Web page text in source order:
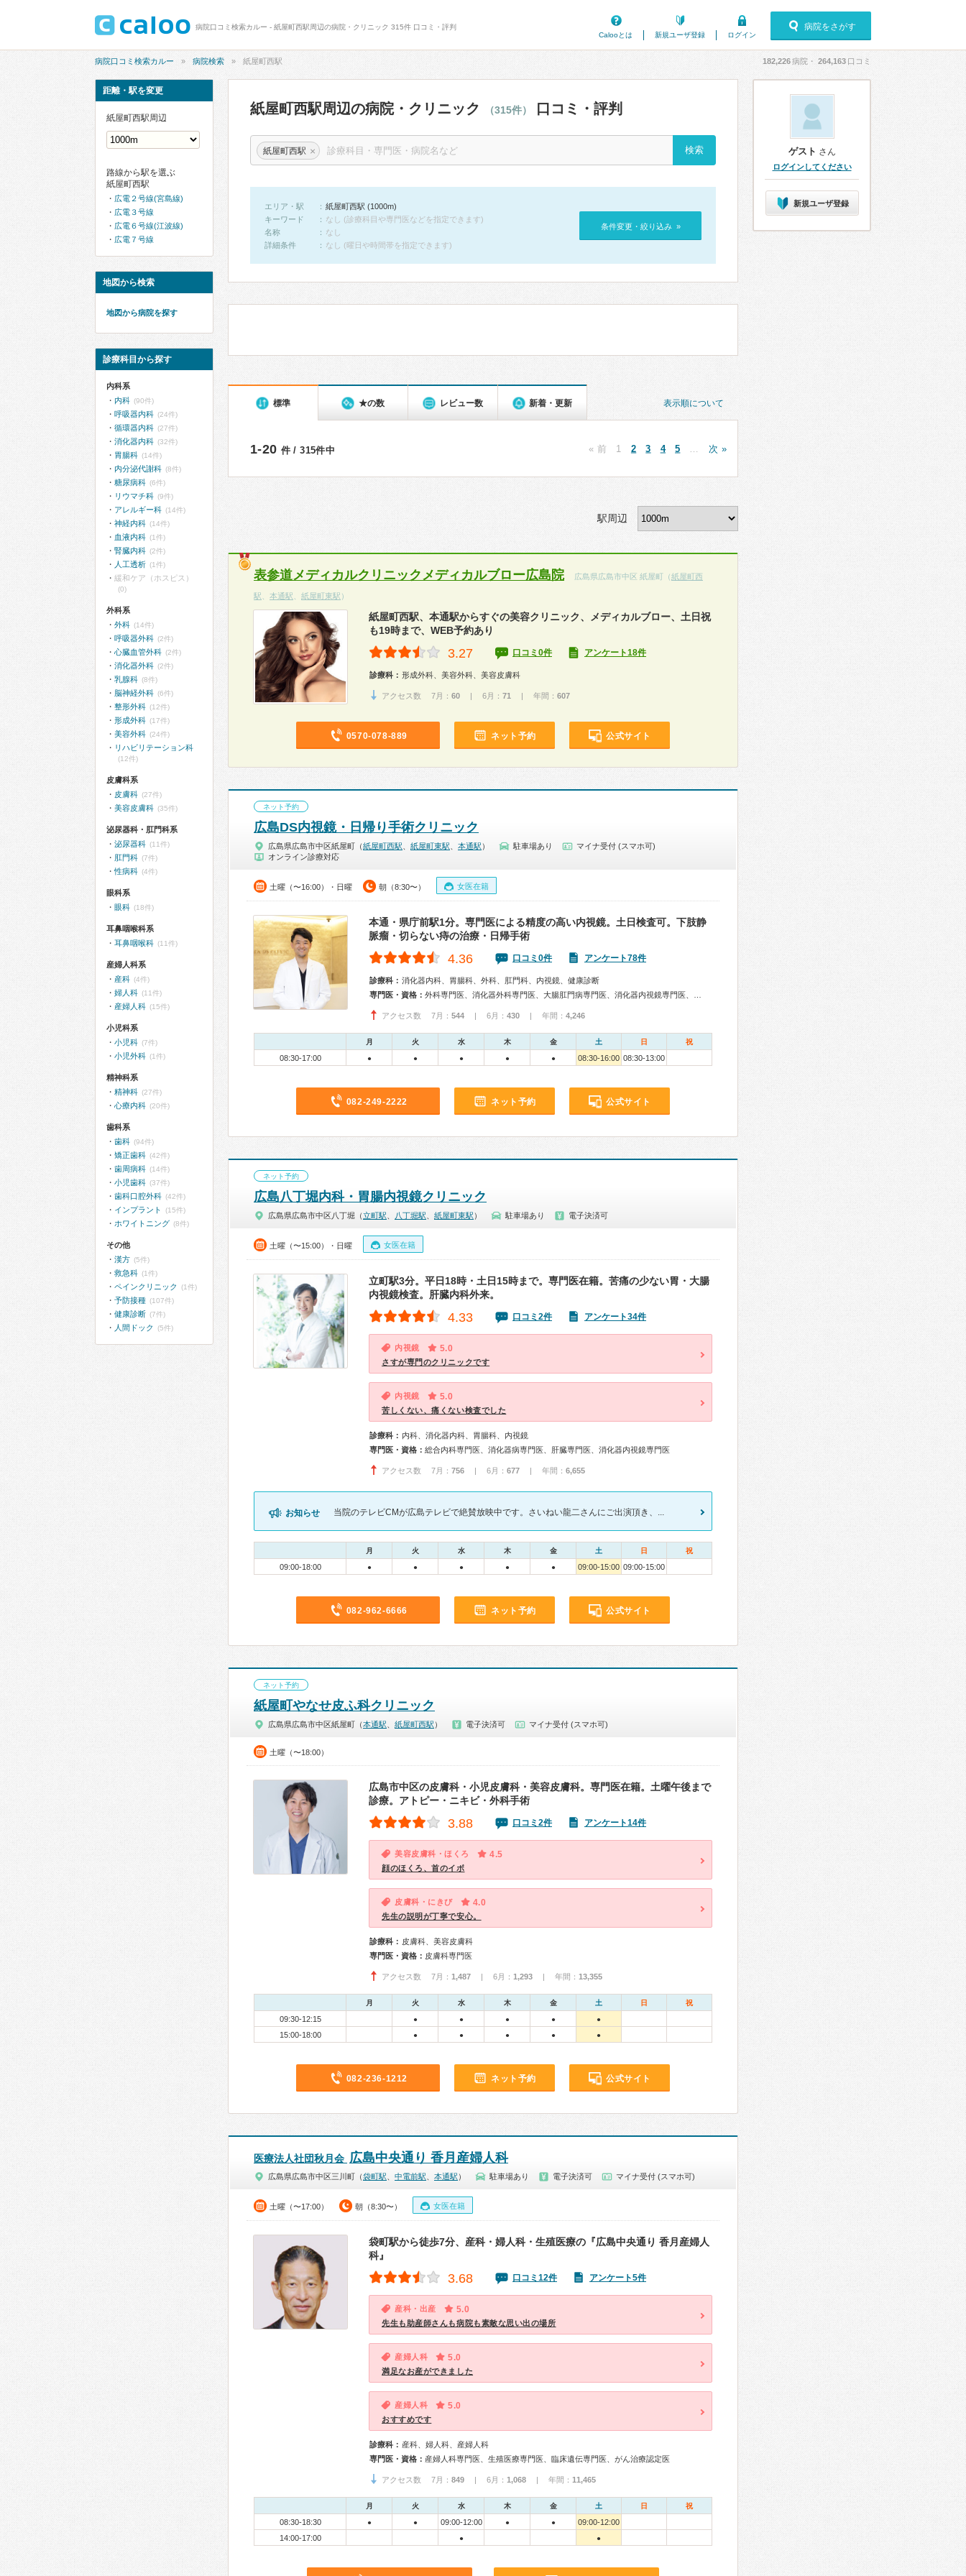
病院口コミ検索カルー - 紙屋町西駅周辺の病院・クリニック 315件 口コミ・評判
Calooとは
新規ユーザ登録 ログイン
病院をさがす
病院口コミ検索カルー 病院検索 紙屋町西駅 182,226病院・ 264,163 口コミ
紙屋町西駅周辺の病院・クリニック （315件） 口コミ・評判
紙屋町西駅 ×
エリア・駅
紙屋町西駅 (1000m)
キーワード
なし (診療科目や専門医などを指定できます)
名称
なし
詳細条件
なし (曜日や時間帯を指定できます)
条件変更・絞り込み »
表示順について
標準 ★の数 レビュー数 新着・更新
1-20 件 / 315件中 « 前 1 2 3 4 5 次 »
駅周辺
表参道メディカルクリニックメディカルブロー広島院 広島県広島市中区 紙屋町（紙屋町西
駅 本通駅 紙屋町東駅 ）
紙屋町西駅、本通駅からすぐの美容クリニック、メディカルブロー、土日祝
も19時まで、WEB予約あり
3.27 口コミ0件 アンケート18件
診療科： 形成外科、美容外科、美容皮膚科
アクセス数 7月： 60 | 6月： 71 | 年間： 607
0570-078-889 ネット予約 公式サイト
ネット予約
広島DS内視鏡・日帰り手術クリニック
広島県広島市中区紙屋町（紙屋町西駅 紙屋町東駅 本通駅 ） 駐車場あり
マイナ受付 (スマホ可)
オンライン診療対応
土曜（〜16:00）・日曜 朝（8:30〜） 女医在籍
本通・県庁前駅1分。専門医による精度の高い内視鏡。土日検査可。下肢静
脈瘤・切らない痔の治療・日帰手術
4.36 口コミ0件 アンケート78件
診療科： 消化器内科、胃腸科、外科、肛門科、内視鏡、健康診断
専門医・資格：
アクセス数 7月： 544 | 6月： 430 | 年間： 4,246
月 火 水 木 金 土 日 祝
08:30-17:00 ● ● ● ● ● 08:30-16:00 08:30-13:00
082-249-2222 ネット予約 公式サイト
ネット予約
広島八丁堀内科・胃腸内視鏡クリニック
広島県広島市中区八丁堀（立町駅 八丁堀駅 紙屋町東駅 ） 駐車場あり 電子決済可
土曜（〜15:00）・日曜 女医在籍
立町駅3分。平日18時・土日15時まで。専門医在籍。苦痛の少ない胃・大腸
内視鏡検査。肝臓内科外来。
4.33 口コミ2件 アンケート34件
内視鏡 5.0
さすが専門のクリニックです
内視鏡 5.0
苦しくない、痛くない検査でした
診療科： 内科、消化器内科、胃腸科、内視鏡
専門医・資格： 総合内科専門医、消化器病専門医、肝臓専門医、消化器内視鏡専門医
アクセス数 7月： 756 | 6月： 677 | 年間： 6,655
お知らせ 当院のテレビCMが広島テレビで絶賛放映中です。さいねい龍二さんにご出演頂き、...
月 火 水 木 金 土 日 祝
09:00-18:00 ● ● ● ● ● 09:00-15:00 09:00-15:00
082-962-6666 ネット予約 公式サイト
ネット予約
紙屋町やなせ皮ふ科クリニック
広島県広島市中区紙屋町（本通駅 紙屋町西駅 ） 電子決済可 マイナ受付 (スマホ可)
土曜（〜18:00）
広島市中区の皮膚科・小児皮膚科・美容皮膚科。専門医在籍。土曜午後まで
診療。アトピー・ニキビ・外科手術
3.88 口コミ2件 アンケート14件
美容皮膚科・ほくろ 4.5
顔のほくろ、首のイボ
皮膚科・にきび 4.0
先生の説明が丁寧で安心。
診療科： 皮膚科、美容皮膚科
専門医・資格： 皮膚科専門医
アクセス数 7月： 1,487 | 6月： 1,293 | 年間： 13,355
月 火 水 木 金 土 日 祝
09:30-12:15 ● ● ● ● ●
15:00-18:00 ● ● ● ● ●
082-236-1212 ネット予約 公式サイト
医療法人社団秋月会 広島中央通り 香月産婦人科
広島県広島市中区三川町（袋町駅 中電前駅 本通駅 ） 駐車場あり 電子決済可 マイナ受付 (スマホ可)
土曜（〜17:00） 朝（8:30〜） 女医在籍
袋町駅から徒歩7分、産科・婦人科・生殖医療の『広島中央通り 香月産婦人
科』
3.68 口コミ12件 アンケート5件
産科・出産 5.0
先生も助産師さんも病院も素敵な思い出の場所
産婦人科 5.0
満足なお産ができました
産婦人科 5.0
おすすめです
診療科： 産科、婦人科、産婦人科
専門医・資格： 産婦人科専門医、生殖医療専門医、臨床遺伝専門医、がん治療認定医
アクセス数 7月： 849 | 6月： 1,068 | 年間： 11,465
月 火 水 木 金 土 日 祝
08:30-18:30 ● ● 09:00-12:00 ● ●
09:00-12:00
14:00-17:00
● ●
距離・駅を変更
紙屋町西駅周辺
路線から駅を選ぶ
紙屋町西駅
広電２号線(宮島線)
広電３号線
広電６号線(江波線)
広電７号線
地図から検索
地図から病院を探す
診療科目から探す
内科系
内科 (90件)
呼吸器内科 (24件)
循環器内科 (27件)
消化器内科 (32件)
胃腸科 (14件)
内分泌代謝科 (8件)
糖尿病科 (6件)
リウマチ科 (9件)
アレルギー科 (14件)
神経内科 (14件)
血液内科 (1件)
腎臓内科 (2件)
人工透析 (1件)
緩和ケア（ホスピス）
(0)
外科系
外科 (14件)
呼吸器外科 (2件)
心臓血管外科 (2件)
消化器外科 (2件)
乳腺科 (8件)
脳神経外科 (6件)
整形外科 (12件)
形成外科 (17件)
美容外科 (24件)
リハビリテーション科
(12件)
皮膚科系
皮膚科 (27件)
美容皮膚科 (35件)
泌尿器科・肛門科系
泌尿器科 (11件)
肛門科 (7件)
性病科 (4件)
眼科系
眼科 (18件)
耳鼻咽喉科系
耳鼻咽喉科 (11件)
産婦人科系
産科 (4件)
婦人科 (11件)
産婦人科 (15件)
小児科系
小児科 (7件)
小児外科 (1件)
精神科系
精神科 (27件)
心療内科 (20件)
歯科系
歯科 (94件)
矯正歯科 (42件)
歯周病科 (14件)
小児歯科 (37件)
歯科口腔外科 (42件)
インプラント (15件)
ホワイトニング (8件)
その他
漢方 (5件)
救急科 (1件)
ペインクリニック (1件)
予防接種 (107件)
健康診断 (7件)
人間ドック (5件)
ゲスト さん
ログインしてください
新規ユーザ登録